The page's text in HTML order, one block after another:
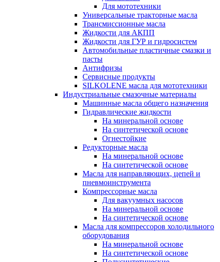
Для мототехники
Универсальные тракторные масла
Трансмиссионные масла
Жидкости для АКПП
Жидкости для ГУР и гидросистем
Автомобильные пластичные смазки и
пасты
Антифризы
Сервисные продукты
SILKOLENE масла для мототехники
Индустриальные смазочные материалы
Машинные масла общего назначения
Гидравлические жидкости
На минеральной основе
На синтетической основе
Огнестойкие
Редукторные масла
На минеральной основе
На синтетической основе
Масла для направляющих, цепей и
пневмоинструмента
Компрессорные масла
Для вакуумных насосов
На минеральной основе
На синтетической основе
Масла для компрессоров холодильного
оборудования
На минеральной основе
На синтетической основе